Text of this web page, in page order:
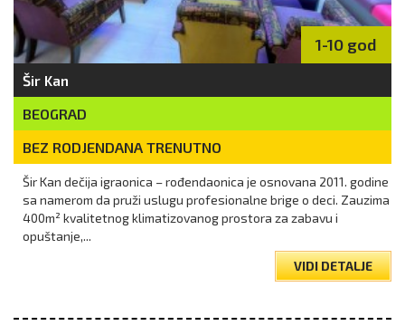
1-10 god
Šir Kan
BEOGRAD
BEZ RODJENDANA TRENUTNO
Šir Kan dečija igraonica – rođendaonica je osnovana 2011. godine
sa namerom da pruži uslugu profesionalne brige o deci. Zauzima
400m² kvalitetnog klimatizovanog prostora za zabavu i
opuštanje,...
VIDI DETALJE